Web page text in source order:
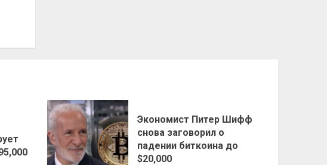
Экономист Питер Шифф
снова заговорил о
падении биткоина до
$20,000